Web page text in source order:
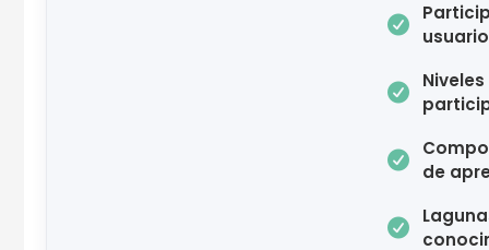

usuario


de
